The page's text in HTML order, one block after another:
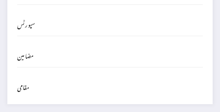
سپورٹس
مضامین
مقامی